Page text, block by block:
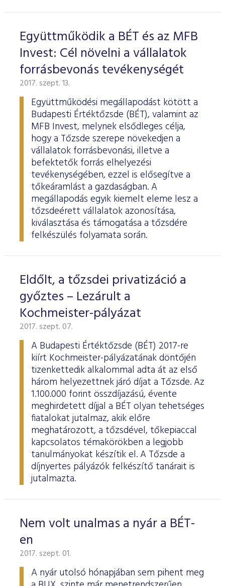
Együttműködik a BÉT és az MFB
Invest: Cél növelni a vállalatok
forrásbevonás tevékenységét
2017. szept. 13.
Együttműködési megállapodást kötött a
Budapesti Értéktőzsde (BÉT), valamint az
MFB Invest, melynek elsődleges célja,
hogy a Tőzsde szerepe növekedjen a
vállalatok forrásbevonási, illetve a
befektetők forrás elhelyezési
tevékenységében, ezzel is elősegítve a
tőkeáramlást a gazdaságban. A
megállapodás egyik kiemelt eleme lesz a
tőzsdeérett vállalatok azonosítása,
kiválasztása és támogatása a tőzsdére
felkészülés folyamata során.
Eldőlt, a tőzsdei privatizáció a
győztes – Lezárult a
Kochmeister-pályázat
2017. szept. 07.
A Budapesti Értéktőzsde (BÉT) 2017-re
kiírt Kochmeister-pályázatának döntőjén
tizenkettedik alkalommal adta át az első
három helyezettnek járó díjat a Tőzsde. Az
1.100.000 forint összdíjazású, évente
meghirdetett díjjal a BÉT olyan tehetséges
fiatalokat jutalmaz, akik előre
meghatározott, a tőzsdével, tőkepiaccal
kapcsolatos témakörökben a legjobb
tanulmányokat készítik el. A Tőzsde a
díjnyertes pályázók felkészítő tanárait is
jutalmazta.
Nem volt unalmas a nyár a BÉT-
en
2017. szept. 01.
A nyár utolsó hónapjában sem pihent meg